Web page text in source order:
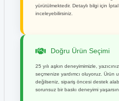
yürütülmektedir. Detaylı bilgi için
inceleyebilirsiniz.
Doğru Ürün Seçimi
25 yılı aşkın deneyimimizle,
seçmenize yardımcı oluyoruz. Ürün
değilseniz, sipariş öncesi destek
sorunsuz bir baskı deneyimi